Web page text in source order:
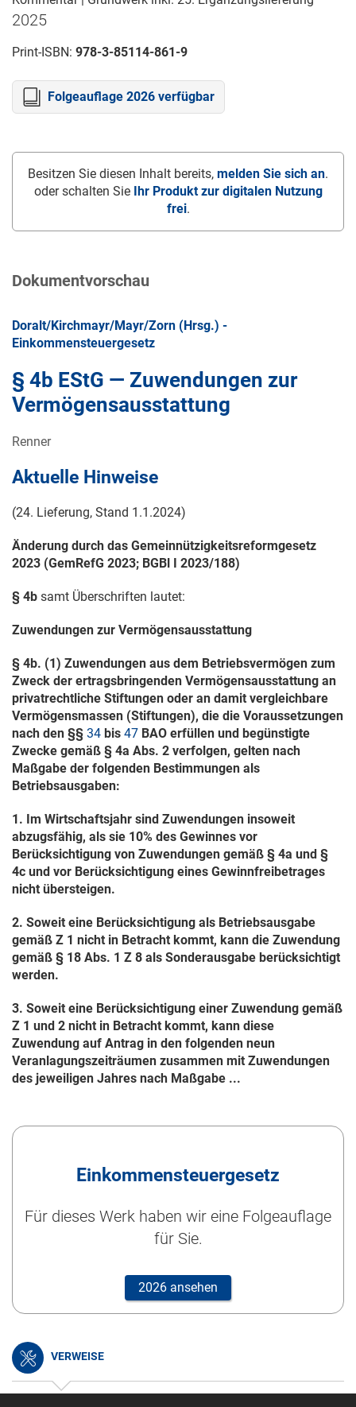
2025
Print-ISBN: 978-3-85114-861-9
Folgeauflage 2026 verfügbar
Besitzen Sie diesen Inhalt bereits, melden Sie sich an.
oder schalten Sie
Ihr Produkt zur digitalen Nutzung
frei.
Dokumentvorschau
Doralt/Kirchmayr/Mayr/Zorn (Hrsg.) -
Einkommensteuergesetz
§ 4b EStG — Zuwendungen zur
Vermögensausstattung
Renner
Aktuelle Hinweise
(24. Lieferung, Stand 1.1.2024)
Änderung durch das Gemeinnützigkeitsreformgesetz
2023 (GemRefG 2023; BGBl
I 2023/188)
§ 4b samt Überschriften lautet:
Zuwendungen zur Vermögensausstattung
§ 4b. (1) Zuwendungen aus dem Betriebsvermögen zum
Zweck der ertragsbringenden Vermögensausstattung an
privatrechtliche Stiftungen oder an damit vergleichbare
Vermögensmassen (Stiftungen), die die Voraussetzungen
nach den §§ 34 bis 47 BAO erfüllen und begünstigte
Zwecke gemäß § 4a Abs. 2 verfolgen, gelten nach
Maßgabe der folgenden Bestimmungen als
Betriebsausgaben:
1. Im Wirtschaftsjahr sind Zuwendungen insoweit
abzugsfähig, als sie 10% des Gewinnes vor
Berücksichtigung von Zuwendungen gemäß § 4a und §
4c und vor Berücksichtigung eines Gewinnfreibetrages
nicht übersteigen.
2. Soweit eine Berücksichtigung als Betriebsausgabe
gemäß Z 1 nicht in Betracht kommt, kann die Zuwendung
gemäß § 18 Abs. 1 Z 8 als Sonderausgabe berücksichtigt
werden.
3. Soweit eine Berücksichtigung einer Zuwendung gemäß
Z 1 und 2 nicht in Betracht kommt, kann diese
Zuwendung auf Antrag in den folgenden neun
Veranlagungszeiträumen zusammen mit Zuwendungen
des jeweiligen Jahres nach Maßgabe ...
Einkommensteuergesetz
Für dieses Werk haben wir eine Folgeauflage
für Sie.
2026 ansehen
VERWEISE